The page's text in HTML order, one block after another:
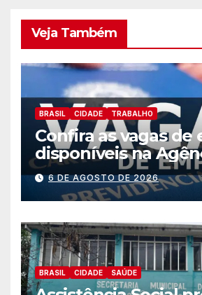
Veja Também
BRASIL CIDADE TRABALHO
Confira as vagas de
disponíveis na
Trabalhador
6 DE AGOSTO DE 2026
BRASIL CIDADE SAÚDE